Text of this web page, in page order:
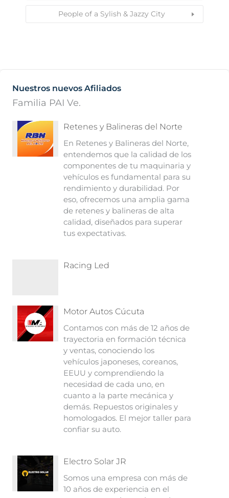
People of a Sylish & Jazzy City
Nuestros nuevos Afiliados
Familia PAI Ve.
Retenes y Balineras del Norte
En Retenes y Balineras del Norte,
entendemos que la calidad de los
componentes de tu maquinaria y
vehículos es fundamental para su
rendimiento y durabilidad. Por
eso, ofrecemos una amplia gama
de retenes y balineras de alta
calidad, diseñados para superar
tus expectativas.
Racing Led
Motor Autos Cúcuta
Contamos con más de 12 años de
trayectoria en formación técnica
y ventas, conociendo los
vehículos japoneses, coreanos,
EEUU y comprendiendo la
necesidad de cada uno, en
cuanto a la parte mecánica y
demás. Repuestos originales y
homologados. El mejor taller para
confiar su auto.
Electro Solar JR
Somos una empresa con más de
10 años de experiencia en el